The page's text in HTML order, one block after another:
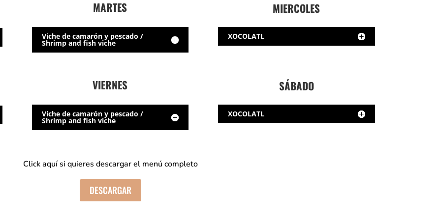
MARTES
Viche de camarón y pescado /
Shrimp and fish viche
MIERCOLES
XOCOLATL
VIERNES
Viche de camarón y pescado /
Shrimp and fish viche
SÁBADO
XOCOLATL
Click aquí si quieres descargar el menú completo
DESCARGAR